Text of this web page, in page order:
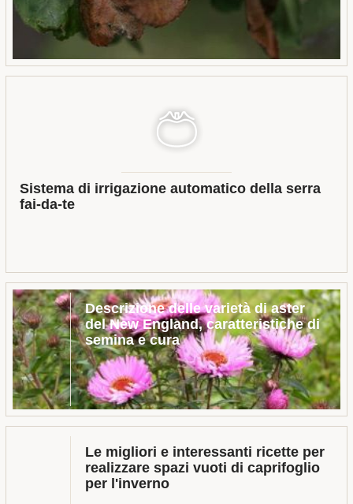
Sistema di irrigazione automatico della serra
fai-da-te
Descrizione delle varietà di aster
del New England, caratteristiche di
semina e cura
Le migliori e interessanti ricette per
realizzare spazi vuoti di caprifoglio
per l'inverno